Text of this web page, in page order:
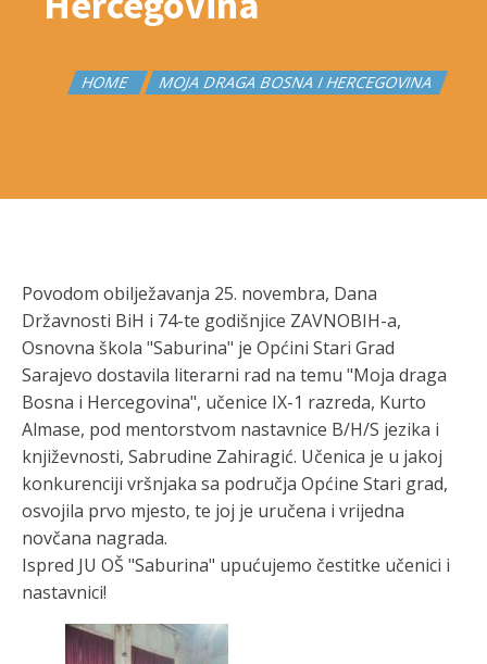
HOME MOJA DRAGA BOSNA I HERCEGOVINA
Povodom obilježavanja 25. novembra, Dana
Državnosti BiH i 74-te godišnjice ZAVNOBIH-a,
Osnovna škola "Saburina" je Općini Stari Grad
Sarajevo dostavila literarni rad na temu "Moja draga
Bosna i Hercegovina", učenice IX-1 razreda, Kurto
Almase, pod mentorstvom nastavnice B/H/S jezika i
književnosti, Sabrudine Zahiragić. Učenica je u jakoj
konkurenciji vršnjaka sa područja Općine Stari grad,
osvojila prvo mjesto, te joj je uručena i vrijedna
novčana nagrada.
Ispred JU OŠ "Saburina" upućujemo čestitke učenici i
nastavnici!